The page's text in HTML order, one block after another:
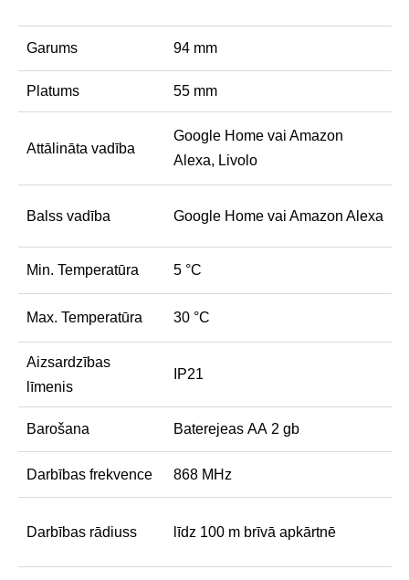
Garums 94 mm
Platums 55 mm
Attālināta vadība
Google Home vai Amazon
Alexa, Livolo
Balss vadība Google Home vai Amazon Alexa
Min. Temperatūra 5 °С
Max. Temperatūra 30 °С
Aizsardzības
līmenis
IP21
Barošana Baterejeas АА 2 gb
Darbības frekvence 868 MHz
Darbības rādiuss līdz 100 m brīvā apkārtnē